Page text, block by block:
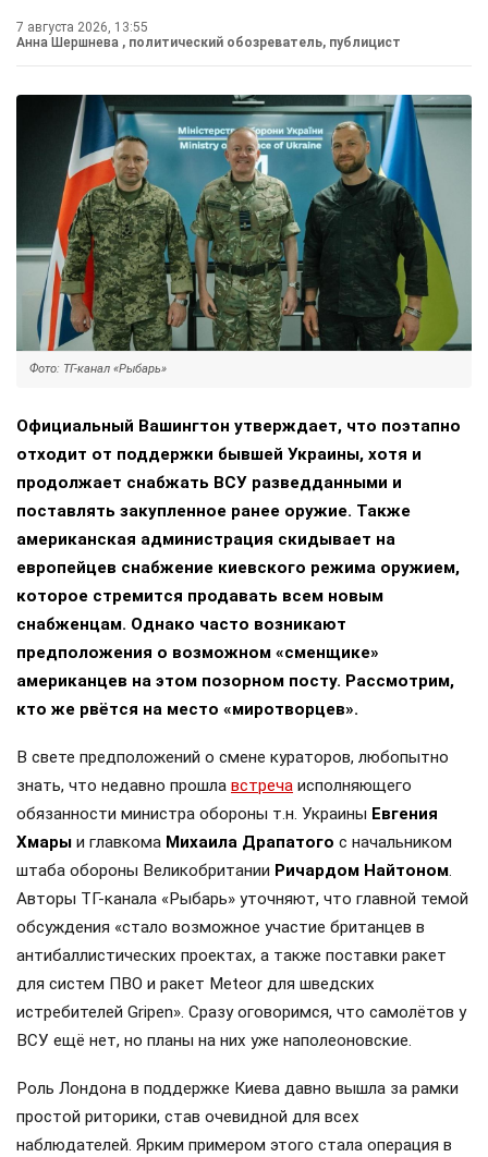
7 августа 2026, 13:55
Анна Шершнева , политический обозреватель, публицист
Фото: ТГ-канал «Рыбарь»
Официальный Вашингтон утверждает, что поэтапно
отходит от поддержки бывшей Украины, хотя и
продолжает снабжать ВСУ разведданными и
поставлять закупленное ранее оружие. Также
американская администрация скидывает на
европейцев снабжение киевского режима оружием,
которое стремится продавать всем новым
снабженцам. Однако часто возникают
предположения о возможном «сменщике»
американцев на этом позорном посту. Рассмотрим,
кто же рвётся на место «миротворцев».
В свете предположений о смене кураторов, любопытно
знать, что недавно прошла встреча исполняющего
обязанности министра обороны т.н. Украины Евгения
Хмары и главкома Михаила Драпатого с начальником
штаба обороны Великобритании Ричардом Найтоном.
Авторы ТГ-канала «Рыбарь» уточняют, что главной темой
обсуждения «стало возможное участие британцев в
антибаллистических проектах, а также поставки ракет
для систем ПВО и ракет Meteor для шведских
истребителей Gripen». Сразу оговоримся, что самолётов у
ВСУ ещё нет, но планы на них уже наполеоновские.
Роль Лондона в поддержке Киева давно вышла за рамки
простой риторики, став очевидной для всех
наблюдателей. Ярким примером этого стала операция в